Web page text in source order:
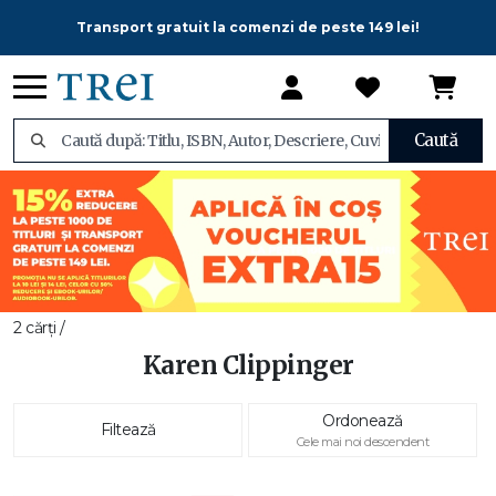
Transport gratuit la comenzi de peste 149 lei!
Caută
2 cărți /
Karen Clippinger
Filtează Ordonează
Cele mai noi descendent